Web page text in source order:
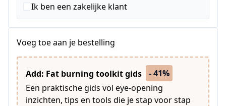
Ik ben een zakelijke klant
Voeg toe aan je bestelling
Add: Fat burning toolkit gids
- 41%
Een praktische gids vol eye-opening
inzichten, tips en tools die je stap voor stap